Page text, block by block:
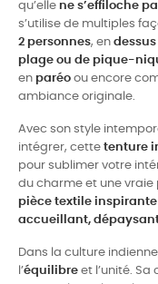
qu’elle ne s’effiloche
s’utilise de multiples
2 personnes, en
plage ou de pique-
en paréo ou encore
ambiance originale.
Avec son style
intégrer, cette tenture
pour sublimer votre
du charme et une
pièce textile
accueillant,
Dans la culture
l’équilibre et l’unité.